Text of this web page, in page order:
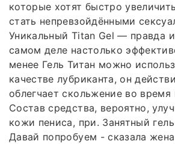
которые хотят быстро
стать непревзойдёнными
Уникальный Titan Gel — правда
самом деле настолько
менее Гель Титан можно
качестве лубриканта, он
облегчает скольжение во время
Состав средства, вероятно,
кожи пениса, при. Занятный
Давай попробуем - сказала